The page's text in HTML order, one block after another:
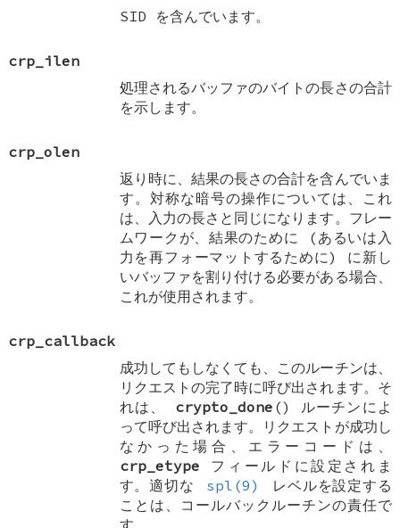
SID を含んでいます。
crp_ilen
処理されるバッファのバイトの長さの合計
を示します。
crp_olen
返り時に、結果の長さの合計を含んでいま
す。対称な暗号の操作については、これ
は、入力の長さと同じになります。フレー
ムワークが、結果のために (あるいは入
力を再フォーマットするために) に新し
いバッファを割り付ける必要がある場合、
これが使用されます。
crp_callback
成功してもしなくても、このルーチンは、
リクエストの完了時に呼び出されます。そ
れは、 crypto_done () ルーチンによ
って呼び出されます。リクエストが成功し
なかった場合、エラーコードは、
crp_etype フィールドに設定されま
す。適切な
spl(9)
レベルを設定する
ことは、コールバックルーチンの責任で
す。